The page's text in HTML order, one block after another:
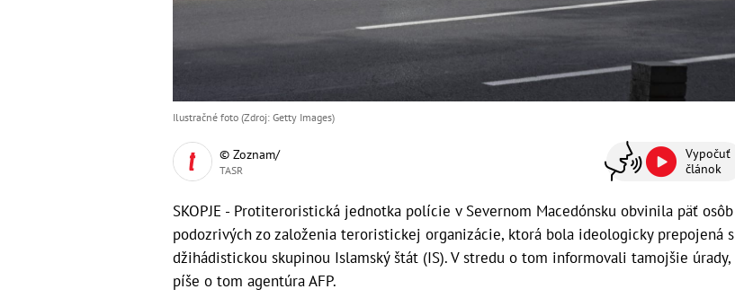
Ilustračné foto (Zdroj: Getty Images)
© Zoznam/
TASR
Vypočuť
článok
SKOPJE - Protiteroristická jednotka polície v Severnom Macedónsku obvinila päť osôb
podozrivých zo založenia teroristickej organizácie, ktorá bola ideologicky prepojená s
džihádistickou skupinou Islamský štát (IS). V stredu o tom informovali tamojšie úrady,
píše o tom agentúra AFP.